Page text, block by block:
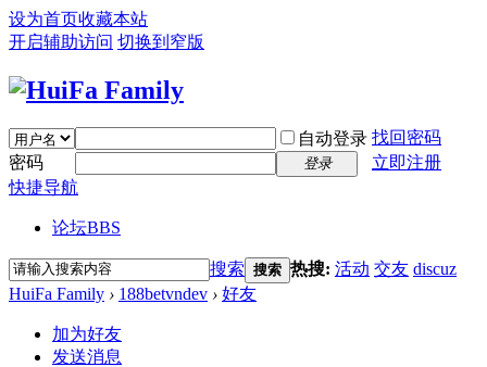
设为首页收藏本站
开启辅助访问 切换到窄版
自动登录 找回密码
密码
登录
立即注册
快捷导航
论坛BBS
搜索 搜索 热搜: 活动 交友 discuz
HuiFa Family › 188betvndev › 好友
加为好友
发送消息